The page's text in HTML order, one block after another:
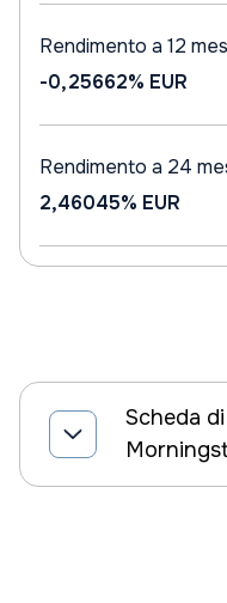
Rendimento a 12
-0,25662% EUR
Rendimento a 24
2,46045% EUR
Scheda